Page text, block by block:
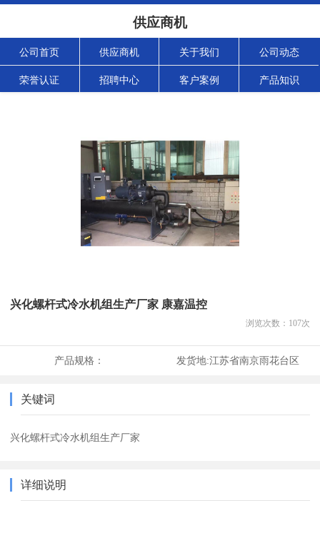
供应商机
公司首页 供应商机 关于我们 公司动态
荣誉认证 招聘中心 客户案例 产品知识
兴化螺杆式冷水机组生产厂家 康嘉温控
浏览次数： 107次
产品规格： 发货地:江苏省南京雨花台区
关键词
兴化螺杆式冷水机组生产厂家
详细说明